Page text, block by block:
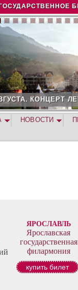
РОЗА ХУТОР
ЯРОСЛАВЛЬ
Ярославская
государственная
филармония
купить билет
НОВОСТИ